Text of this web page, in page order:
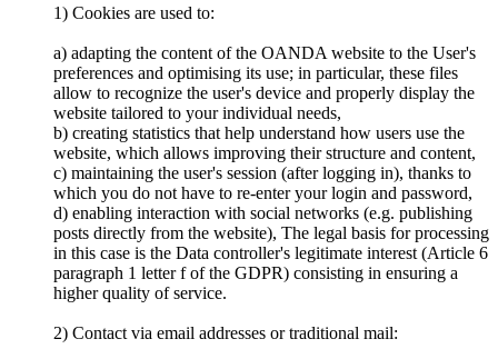
1) Cookies are used to:
a) adapting the content of the OANDA website to the User's
preferences and optimising its use; in particular, these files
allow to recognize the user's device and properly display the
website tailored to your individual needs,
b) creating statistics that help understand how users use the
website, which allows improving their structure and content,
c) maintaining the user's session (after logging in), thanks to
which you do not have to re-enter your login and password,
d) enabling interaction with social networks (e.g. publishing
posts directly from the website), The legal basis for processing
in this case is the Data controller's legitimate interest (Article 6
paragraph 1 letter f of the GDPR) consisting in ensuring a
higher quality of service.
2) Contact via email addresses or traditional mail: